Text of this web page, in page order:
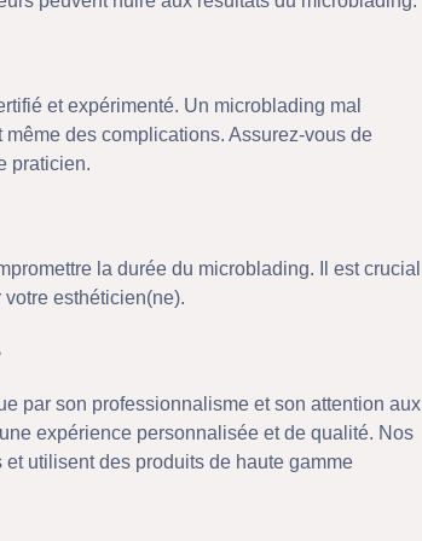
et expérimenté. Un microblading mal
des complications. Assurez-vous de
praticien.
la durée du microblading. Il est crucial
esthéticien(ne).
par son professionnalisme et son attention aux
expérience personnalisée et de qualité. Nos
utilisent des produits de haute gamme